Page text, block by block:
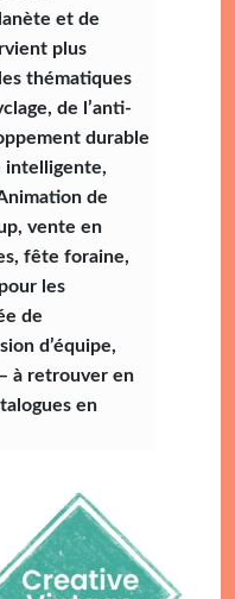
et de
plus
thématiques
de l’anti-
durable
intelligente,
de
vente en
fête foraine,
les
de
d’équipe,
à retrouver en
en